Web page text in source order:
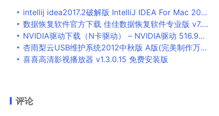
intellij idea2017.2破解版 IntelliJ IDEA For Mac 2017.2 官方正式版
数据恢复软件官方下载 佳佳数据恢复软件专业版 v7.5.1 官方免费安装版
NVIDIA驱动下载（N卡驱动） – NVIDIA驱动 516.94 官方版 For WIN10/WIN11
杏雨梨云USB维护系统2012中秋版 A版(完美制作万能启动U盘彻底告别量产)
喜喜高清影视播放器 v1.3.0.15 免费安装版
评论